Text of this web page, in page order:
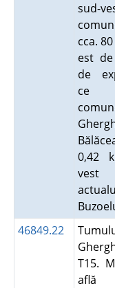
sud-
cca.
est
de
ce
0,42
46849.22
T15.